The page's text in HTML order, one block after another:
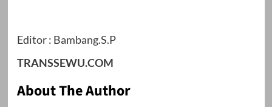
Editor : Bambang.S.P
TRANSSEWU.COM
About The Author